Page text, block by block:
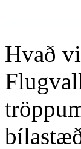
Hvað